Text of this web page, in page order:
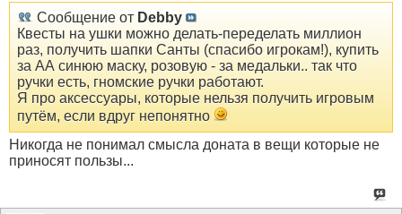
Сообщение от Debby
Квесты на ушки можно делать-переделать миллион
раз, получить шапки Санты (спасибо игрокам!), купить
за АА синюю маску, розовую - за медальки.. так что
ручки есть, гномские ручки работают.
Я про аксессуары, которые нельзя получить игровым
путём, если вдруг непонятно
Никогда не понимал смысла доната в вещи которые не
приносят пользы...